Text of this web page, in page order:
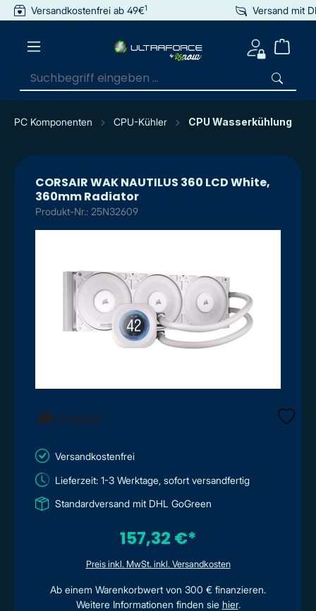
springen
Versandkostenfrei ab 49€1 Versand mit
PC Komponenten CPU-Kühler CPU Wasserkühlung
CORSAIR WAK NAUTILUS 360 LCD White,
360mm Radiator
Produkt-Nr.: 25N32609
Versandkostenfrei
Lieferzeit: 1-3 Werktage, sofort versandfertig
Standardversand mit DHL GoGreen
157,32 €*
Preis inkl. MwSt. inkl. Versandkosten
Ab einem Warenkorbwert von 300 € finanzieren.
Weitere Informationen finden sie hier.